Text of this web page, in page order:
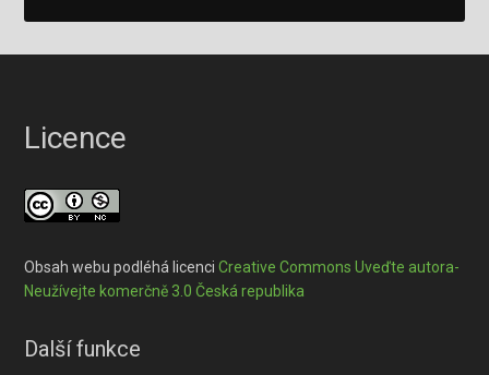
Licence
Obsah webu podléhá licenciCreative Commons Uveďte autora-
Neužívejte komerčně 3.0 Česká republika
Další funkce